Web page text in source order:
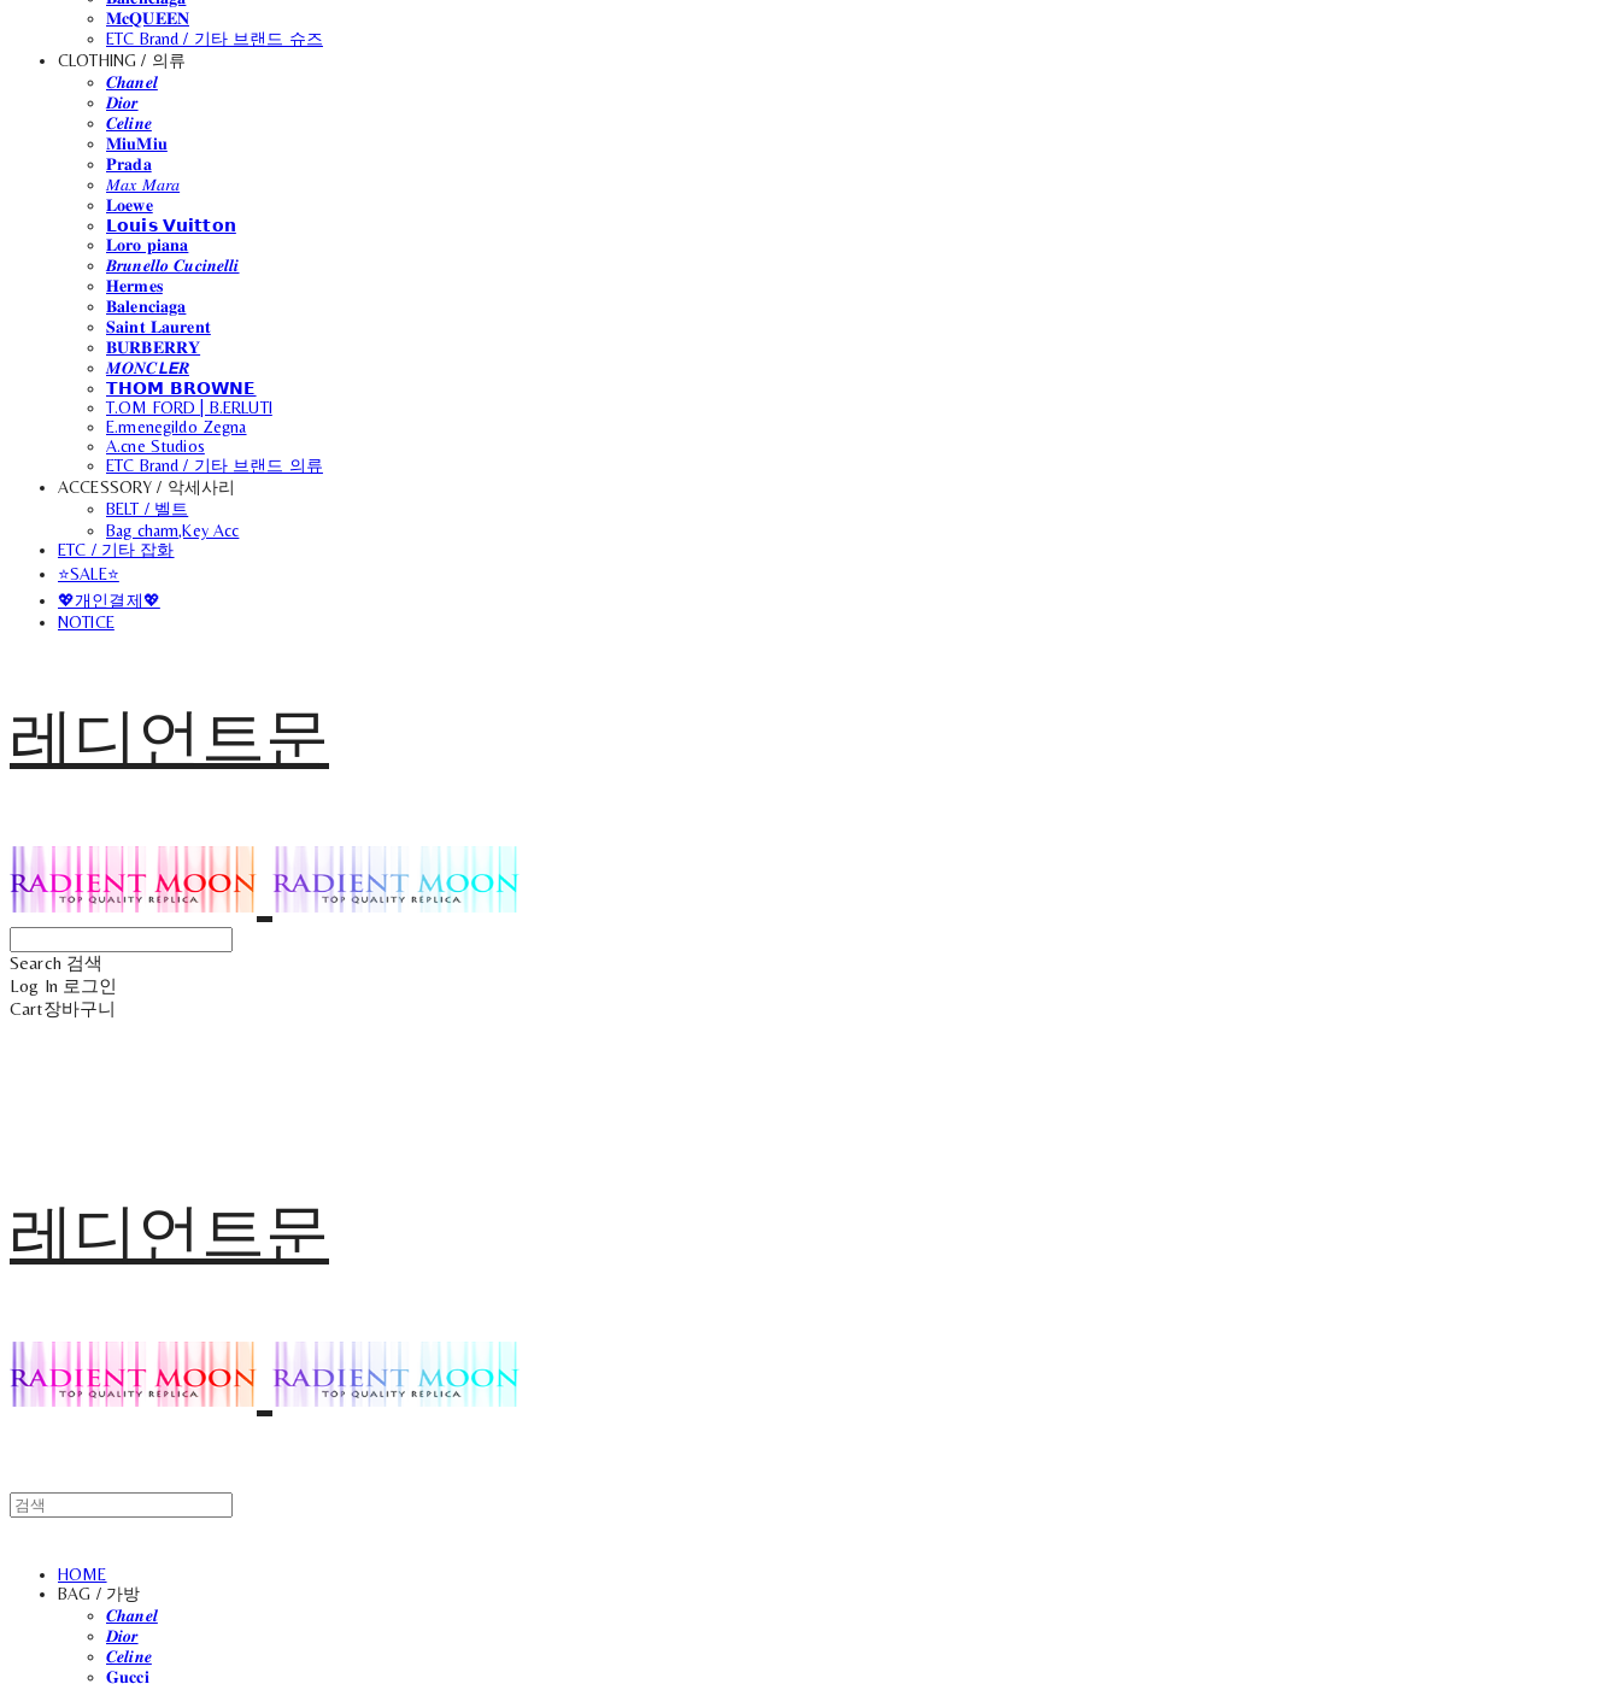
𝐌𝐜𝐐𝐔𝐄𝐄𝐍
ETC Brand / 기타 브랜드 슈즈
CLOTHING / 의류
𝑪𝒉𝒂𝒏𝒆𝒍
𝑫𝒊𝒐𝒓
𝑪𝒆𝒍𝒊𝒏𝒆
𝐌𝐢𝐮𝐌𝐢𝐮
𝐏𝐫𝐚𝐝𝐚
𝑀𝑎𝑥 𝑀𝑎𝑟𝑎
𝐋𝐨𝐞𝐰𝐞
𝗟𝗼𝘂𝗶𝘀 𝗩𝘂𝗶𝘁𝘁𝗼𝗻
𝐋𝐨𝐫𝐨 𝐩𝐢𝐚𝐧𝐚
𝑩𝒓𝒖𝒏𝒆𝒍𝒍𝒐 𝑪𝒖𝒄𝒊𝒏𝒆𝒍𝒍𝒊
𝐇𝐞𝐫𝐦𝐞𝐬
𝐁𝐚𝐥𝐞𝐧𝐜𝐢𝐚𝐠𝐚
𝐒𝐚𝐢𝐧𝐭 𝐋𝐚𝐮𝐫𝐞𝐧𝐭
𝐁𝐔𝐑𝐁𝐄𝐑𝐑𝐘
𝑴𝑶𝑵𝑪𝙇𝙀𝑹
𝗧𝗛𝗢𝗠 𝗕𝗥𝗢𝗪𝗡𝗘
T.OM FORD | B.ERLUTI
E.rmenegildo Zegna
A.cne Studios
ETC Brand / 기타 브랜드 의류
ACCESSORY / 악세사리
BELT / 벨트
Bag charm,Key Acc
ETC / 기타 잡화
⭐SALE⭐
💖개인결제💖
NOTICE
레디언트문
Search 검색
Log In 로그인
Cart장바구니
레디언트문
HOME
BAG / 가방
𝑪𝒉𝒂𝒏𝒆𝒍
𝑫𝒊𝒐𝒓
𝑪𝒆𝒍𝒊𝒏𝒆
𝐆𝐮𝐜𝐜𝐢